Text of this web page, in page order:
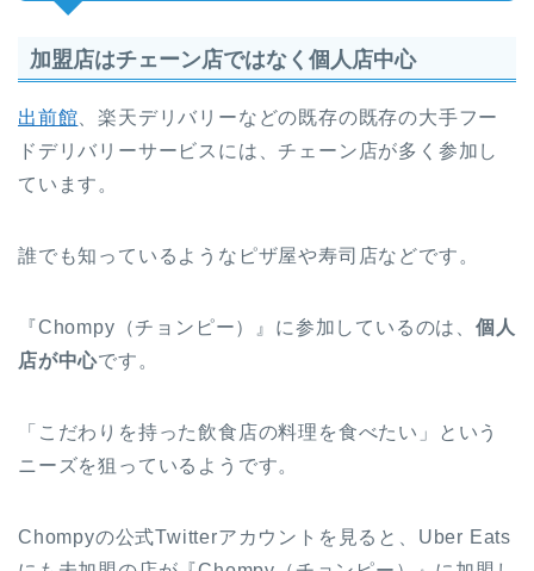
加盟店はチェーン店ではなく個人店中心
出前館 、楽天デリバリーなどの既存の既存の大手フー
ドデリバリーサービスには、チェーン店が多く参加し
ています。
誰でも知っているようなピザ屋や寿司店などです。
『Chompy（チョンピー）』に参加しているのは、個人
店が中心です。
「こだわりを持った飲食店の料理を食べたい」という
ニーズを狙っているようです。
Chompyの公式Twitterアカウントを見ると、Uber Eats